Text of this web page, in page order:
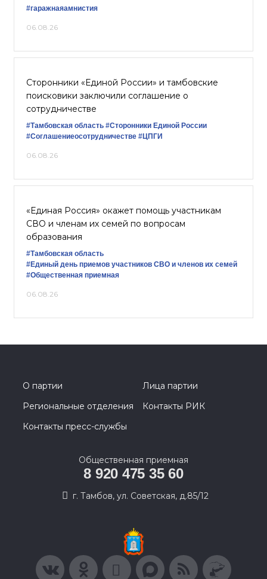
#гаражнаяамнистия
06.08.26
Сторонники «Единой России» и тамбовские
поисковики заключили соглашение о
сотрудничестве
#Тамбовская область #Сторонники Единой России
#Соглашениеосотрудничестве #ЦПГИ
06.08.26
«Единая Россия» окажет помощь участникам
СВО и членам их семей по вопросам
образования
#Тамбовская область
#Единый день приемов участников СВО и членов их семей
#Общественная приемная
06.08.26
О партии
Лица партии
Региональные отделения
Контакты РИК
Контакты пресс-службы
Общественная приемная
8 920 475 35 60
г. Тамбов, ул. Советская, д.85/12